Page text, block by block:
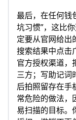
最后，在任何钱
坑习惯”，这比
定要从官网给出
搜索结果中点击
官方授权渠道，
三方；写助记词
后拍照留存在手
常危险的做法，
易扫描的目标。